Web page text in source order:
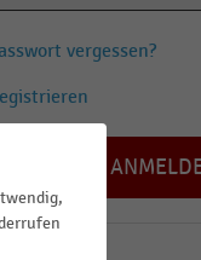
vergessen?